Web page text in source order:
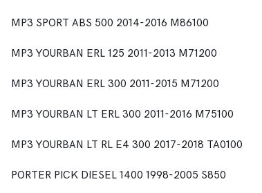
MP3 SPORT ABS 500 2014-2016 M86100
MP3 YOURBAN ERL 125 2011-2013 M71200
MP3 YOURBAN ERL 300 2011-2015 M71200
MP3 YOURBAN LT ERL 300 2011-2016 M75100
MP3 YOURBAN LT RL E4 300 2017-2018 TA0100
PORTER PICK DIESEL 1400 1998-2005 S850